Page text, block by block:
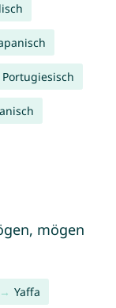
Portugiesisch
mögen
Yaffa